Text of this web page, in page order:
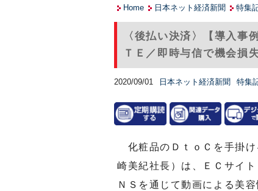
Home 日本ネット経済新聞 特集
〈後払い決済〉【導入事
ＴＥ／即時与信で機会損
2020/09/01 日本ネット経済新聞 特集
化粧品のＤｔｏＣを手掛け
崎美紀社長）は、ＥＣサイ
ＮＳを通じて動画による美